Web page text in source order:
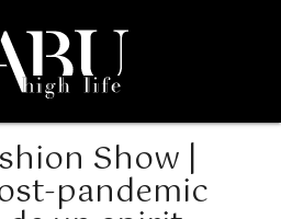
Show |
pandemic